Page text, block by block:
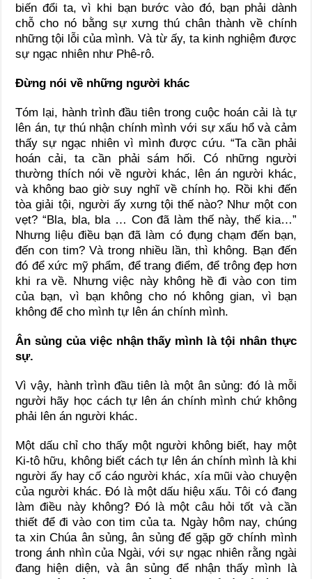
biến đổi ta, vì khi bạn bước vào đó, bạn phải dành
chỗ cho nó bằng sự xưng thú chân thành về chính
những tội lỗi của mình. Và từ ấy, ta kinh nghiệm được
sự ngạc nhiên như Phê-rô.
Đừng nói về những người khác
Tóm lại, hành trình đầu tiên trong cuộc hoán cải là tự
lên án, tự thú nhận chính mình với sự xấu hổ và cảm
thấy sự ngạc nhiên vì mình được cứu. “Ta cần phải
hoán cải, ta cần phải sám hối. Có những người
thường thích nói về người khác, lên án người khác,
và không bao giờ suy nghĩ về chính họ. Rồi khi đến
tòa giải tội, người ấy xưng tội thế nào? Như một con
vẹt? “Bla, bla, bla … Con đã làm thế này, thế kia…”
Nhưng liệu điều bạn đã làm có đụng chạm đến bạn,
đến con tim? Và trong nhiều lần, thì không. Bạn đến
đó để xức mỹ phẩm, để trang điểm, để trông đẹp hơn
khi ra về. Nhưng việc này không hề đi vào con tim
của bạn, vì bạn không cho nó không gian, vì bạn
không để cho mình tự lên án chính mình.
Ân sủng của việc nhận thấy mình là tội nhân thực
sự.
Vì vậy, hành trình đầu tiên là một ân sủng: đó là mỗi
người hãy học cách tự lên án chính mình chứ không
phải lên án người khác.
Một dấu chỉ cho thấy một người không biết, hay một
Ki-tô hữu, không biết cách tự lên án chính mình là khi
người ấy hay cố cáo người khác, xía mũi vào chuyện
của người khác. Đó là một dấu hiệu xấu. Tôi có đang
làm điều này không? Đó là một câu hỏi tốt và cần
thiết để đi vào con tim của ta. Ngày hôm nay, chúng
ta xin Chúa ân sủng, ân sủng để gặp gỡ chính mình
trong ánh nhìn của Ngài, với sự ngạc nhiên rằng ngài
đang hiện diện, và ân sủng để nhận thấy mình là